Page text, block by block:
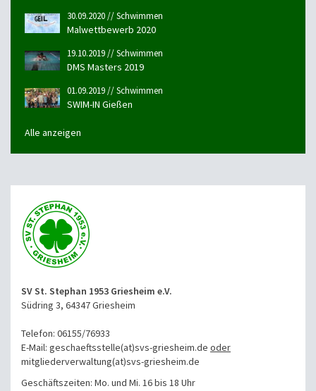
30.09.2020 // Schwimmen
Malwettbewerb 2020
19.10.2019 // Schwimmen
DMS Masters 2019
01.09.2019 // Schwimmen
SWIM-IN Gießen
Alle anzeigen
SV St. Stephan 1953 Griesheim e.V.
Südring 3, 64347 Griesheim
Telefon: 06155/76933
E-Mail: geschaeftsstelle(at)svs-griesheim.de oder
mitgliederverwaltung(at)svs-griesheim.de
Geschäftszeiten: Mo. und Mi. 16 bis 18 Uhr